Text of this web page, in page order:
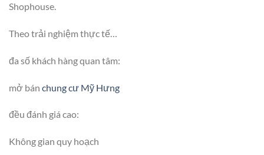
Shophouse.
Theo trải nghiệm thực tế…
đa số khách hàng quan tâm:
mở bán chung cư Mỹ Hưng
đều đánh giá cao:
Không gian quy hoạch